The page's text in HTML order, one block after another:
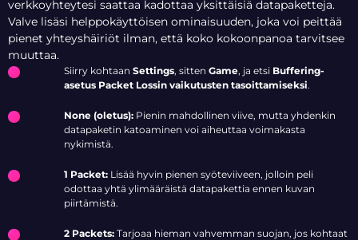
verkkoyhteytesi saattaa kadottaa yksittäisiä datapaketteja.
Valve lisäsi helppokäyttöisen ominaisuuden, joka voi peittää
pienet yhteyshäiriöt ilman, että koko kokoonpanoa tarvitsee
muuttaa.
Siirry kohtaan Settings, sitten Game, ja etsi Buffering-
asetus Packet Lossin vaikutusten tasoittamiseksi.
None (oletus): Pienin mahdollinen viive, mutta yhdenkin
datapaketin katoaminen voi aiheuttaa voimakasta
nykimistä.
1 Packet: Lisää hyvin pienen syöteviiveen, jolloin peli
odottaa yhtä ylimääräistä datapakettia ennen kuvan
piirtämistä.
2 Packets: Tarjoaa hieman vahvemman suojan, jos kohtaat